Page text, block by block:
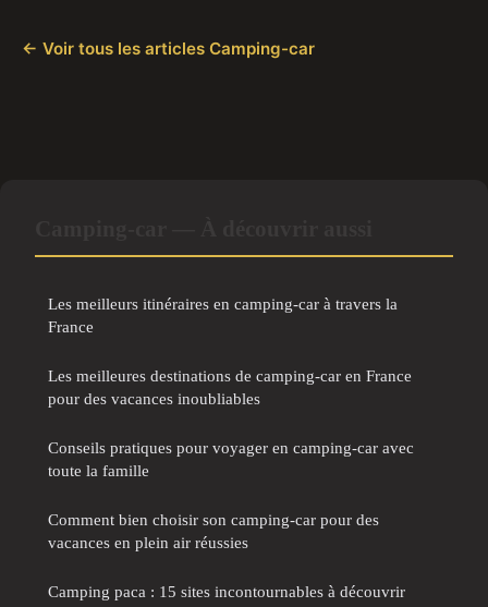
← Voir tous les articles Camping-car
Les meilleurs itinéraires en camping-car à travers la
France
Les meilleures destinations de camping-car en France
pour des vacances inoubliables
Conseils pratiques pour voyager en camping-car avec
toute la famille
Comment bien choisir son camping-car pour des
vacances en plein air réussies
Camping paca : 15 sites incontournables à découvrir